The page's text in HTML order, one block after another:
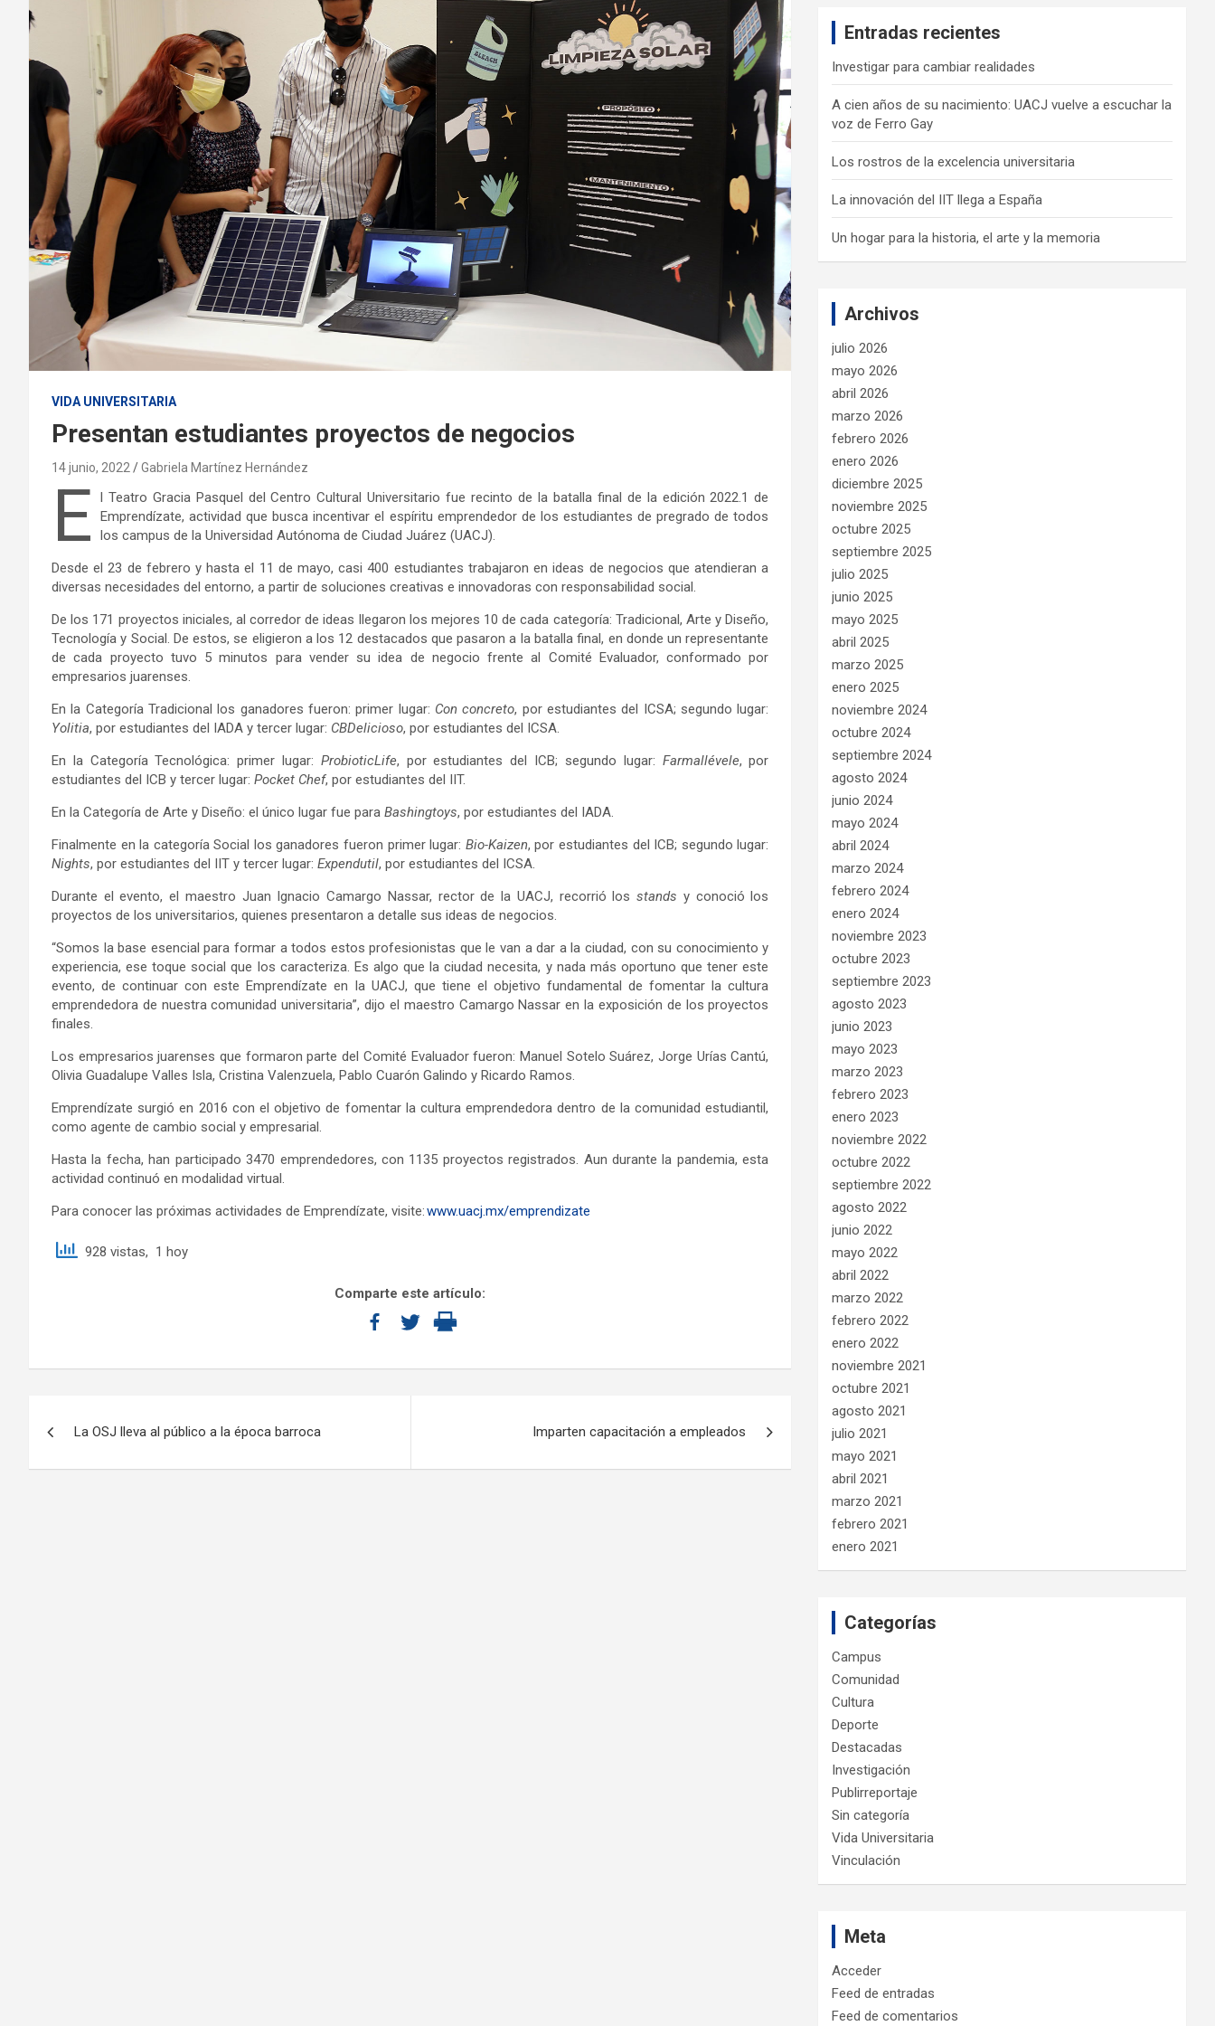
VIDA UNIVERSITARIA
Presentan estudiantes proyectos de negocios
14 junio, 2022 Gabriela Martínez Hernández
E
l Teatro Gracia Pasquel del Centro Cultural Universitario fue recinto de la batalla final de la edición 2022.1 de
Emprendízate, actividad que busca incentivar el espíritu emprendedor de los estudiantes de pregrado de todos
los campus de la Universidad Autónoma de Ciudad Juárez (UACJ).
Desde el 23 de febrero y hasta el 11 de mayo, casi 400 estudiantes trabajaron en ideas de negocios que atendieran a
diversas necesidades del entorno, a partir de soluciones creativas e innovadoras con responsabilidad social.
De los 171 proyectos iniciales, al corredor de ideas llegaron los mejores 10 de cada categoría: Tradicional, Arte y Diseño,
Tecnología y Social. De estos, se eligieron a los 12 destacados que pasaron a la batalla final, en donde un representante
de cada proyecto tuvo 5 minutos para vender su idea de negocio frente al Comité Evaluador, conformado por
empresarios juarenses.
En la Categoría Tradicional los ganadores fueron: primer lugar: Con concreto, por estudiantes del ICSA; segundo lugar:
Yolitia, por estudiantes del IADA y tercer lugar: CBDelicioso, por estudiantes del ICSA.
En la Categoría Tecnológica: primer lugar: ProbioticLife, por estudiantes del ICB; segundo lugar: Farmallévele, por
estudiantes del ICB y tercer lugar: Pocket Chef, por estudiantes del IIT.
En la Categoría de Arte y Diseño: el único lugar fue para Bashingtoys, por estudiantes del IADA.
Finalmente en la categoría Social los ganadores fueron primer lugar: Bio-Kaizen, por estudiantes del ICB; segundo lugar:
Nights, por estudiantes del IIT y tercer lugar: Expendutil, por estudiantes del ICSA.
Durante el evento, el maestro Juan Ignacio Camargo Nassar, rector de la UACJ, recorrió losstands y conoció los
proyectos de los universitarios, quienes presentaron a detalle sus ideas de negocios.
“Somos la base esencial para formar a todos estos profesionistas que le van a dar a la ciudad, con su conocimiento y
experiencia, ese toque social que los caracteriza. Es algo que la ciudad necesita, y nada más oportuno que tener este
evento, de continuar con este Emprendízate en la UACJ, que tiene el objetivo fundamental de fomentar la cultura
emprendedora de nuestra comunidad universitaria”, dijo el maestro Camargo Nassar en la exposición de los proyectos
finales.
Los empresarios juarenses que formaron parte del Comité Evaluador fueron: Manuel Sotelo Suárez, Jorge Urías Cantú,
Olivia Guadalupe Valles Isla, Cristina Valenzuela, Pablo Cuarón Galindo y Ricardo Ramos.
Emprendízate surgió en 2016 con el objetivo de fomentar la cultura emprendedora dentro de la comunidad estudiantil,
como agente de cambio social y empresarial.
Hasta la fecha, han participado 3470 emprendedores, con 1135 proyectos registrados. Aun durante la pandemia, esta
actividad continuó en modalidad virtual.
Para conocer las próximas actividades de Emprendízate, visite:www.uacj.mx/emprendizate
928 vistas, 1 hoy
Comparte este artículo:
La OSJ lleva al público a la época barroca Imparten capacitación a empleados
Entradas recientes
Investigar para cambiar realidades
A cien años de su nacimiento: UACJ vuelve a escuchar la
voz de Ferro Gay
Los rostros de la excelencia universitaria
La innovación del IIT llega a España
Un hogar para la historia, el arte y la memoria
Archivos
julio 2026
mayo 2026
abril 2026
marzo 2026
febrero 2026
enero 2026
diciembre 2025
noviembre 2025
octubre 2025
septiembre 2025
julio 2025
junio 2025
mayo 2025
abril 2025
marzo 2025
enero 2025
noviembre 2024
octubre 2024
septiembre 2024
agosto 2024
junio 2024
mayo 2024
abril 2024
marzo 2024
febrero 2024
enero 2024
noviembre 2023
octubre 2023
septiembre 2023
agosto 2023
junio 2023
mayo 2023
marzo 2023
febrero 2023
enero 2023
noviembre 2022
octubre 2022
septiembre 2022
agosto 2022
junio 2022
mayo 2022
abril 2022
marzo 2022
febrero 2022
enero 2022
noviembre 2021
octubre 2021
agosto 2021
julio 2021
mayo 2021
abril 2021
marzo 2021
febrero 2021
enero 2021
Categorías
Campus
Comunidad
Cultura
Deporte
Destacadas
Investigación
Publirreportaje
Sin categoría
Vida Universitaria
Vinculación
Meta
Acceder
Feed de entradas
Feed de comentarios